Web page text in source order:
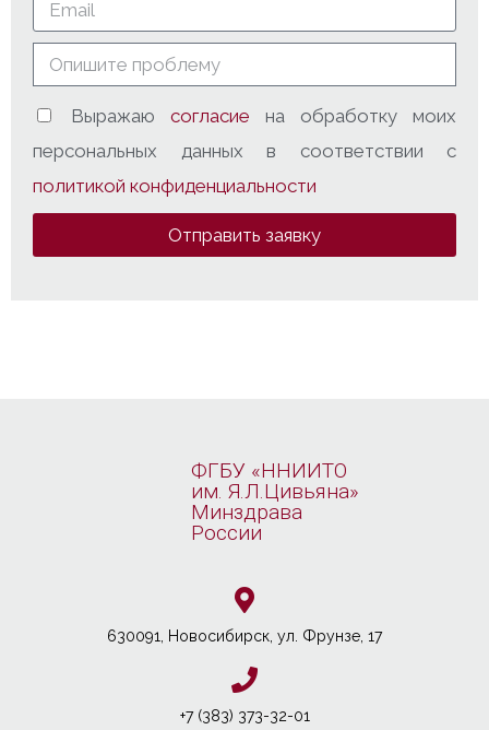
Выражаю согласие на обработку моих
персональных данных в соответствии с
политикой конфиденциальности
Отправить заявку
ФГБУ «ННИИТО
им. Я.Л.Цивьяна»
Минздрава
России
630091, Новосибирcк, ул. Фрунзе, 17
+7 (383) 373-32-01